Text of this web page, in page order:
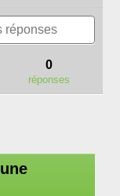
0
réponses